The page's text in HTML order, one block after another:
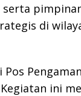
serta
di
ini